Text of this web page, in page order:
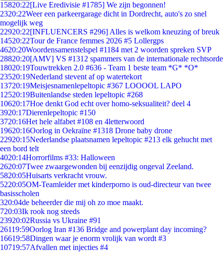
15820:22[Live Eredivisie #1785] We zijn begonnen!
2320:22Weer een parkeergarage dicht in Dordrecht, auto's zo snel
mogelijk weg
22920:22[INFLUENCERS #296] Alles is welkom kneuzing of breuk
14520:22Tour de France femmes 2026 #5 Lollergps
4620:20Woordensamenstelspel #1184 met 2 woorden spreken SVP
28820:20[AMV] VS #1312 spammers van de internationale rechtsorde
18020:19Touwtrekken 2.0 #636 - Team 1 beste team *G* *O*
23520:19Nederland stevent af op watertekort
13720:19Meisjesnamenlepeltopic #367 LOOOOL LAPO
12520:19Buitenlandse steden lepeltopic #268
10620:17Hoe denkt God echt over homo-seksualiteit? deel 4
3920:17Dierenlepeltopic #150
3720:16Het hele alfabet #108 en 4letterwoord
19620:16Oorlog in Oekraïne #1318 Drone baby drone
22920:15Nederlandse plaatsnamen lepeltopic #213 elk gehucht met
een bord telt
4020:14Horrorfilms #33: Halloween
2620:07Twee zwaargewonden bij eenzijdig ongeval Zeeland.
5820:05Huisarts verkracht vrouw.
5220:05OM-Teamleider met kinderporno is oud-directeur van twee
basisscholen
320:04de beheerder die mij oh zo moe maakt.
720:03Ik rook nog steeds
23920:02Russia vs Ukraine #91
26119:59Oorlog Iran #136 Bridge and powerplant day incoming?
16619:58Dingen waar je enorm vrolijk van wordt #3
10719:57Afvallen met injecties #4